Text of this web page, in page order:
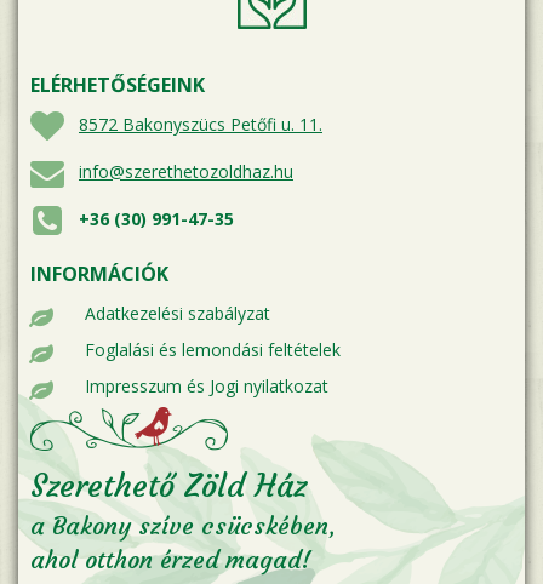
ELÉRHETŐSÉGEINK
8572 Bakonyszücs Petőfi u. 11.
info@szerethetozoldhaz.hu
+36 (30) 991-47-35
INFORMÁCIÓK
Adatkezelési szabályzat
Foglalási és lemondási feltételek
Impresszum és Jogi nyilatkozat
Szerethető Zöld Ház
a Bakony szíve csücskében,
ahol otthon érzed magad!